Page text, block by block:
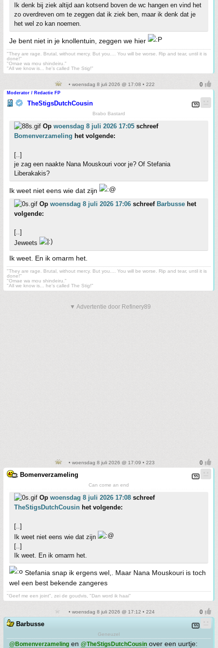
Ik denk bij ziek altijd aan kotsend boven de wc hangen en vind het
zo overdreven om te zeggen dat ik ziek ben, maar ik denk dat je
het wel zo kan noemen.
Je bent niet in je knollentuin, zeggen we hier
"They are rage. Brutal, without mercy. But you.... You will be worse. Rip and tear, until it is
done!"
"Omae wa mou shindeiru."
"All we know is... he's called The Stig!"
• woensdag 8 juli 2026 @ 17:08 • 222
Moderator / Redactie FP
TheStigsDutchCousin
Brabo Bastard
Op woensdag 8 juli 2026 17:05 schreef
Bomenverzameling het volgende:
[..]
je zag een naakte Nana Mouskouri voor je? Of Stefania
Liberakakis?
Ik weet niet eens wie dat zijn
Op woensdag 8 juli 2026 17:06 schreef Barbusse het
volgende:
[..]
Jeweets
Ik weet. En ik omarm het.
"They are rage. Brutal, without mercy. But you.... You will be worse. Rip and tear, until it is
done!"
"Omae wa mou shindeiru."
"All we know is... he's called The Stig!"
▼ Advertentie door Refinery89
• woensdag 8 juli 2026 @ 17:09 • 223
Bomenverzameling
Can come an end
Op woensdag 8 juli 2026 17:08 schreef
TheStigsDutchCousin het volgende:
[..]
Ik weet niet eens wie dat zijn
[..]
Ik weet. En ik omarm het.
Stefania snap ik ergens wel,. Maar Nana Mouskouri is toch
wel een best bekende zangeres
"Geef me een joint", zei de goudvis, "Dan word ik haai"
• woensdag 8 juli 2026 @ 17:12 • 224
Barbusse
Geneuzel
@Bomenverzameling en @TheStigsDutchCousin over een uurtje: